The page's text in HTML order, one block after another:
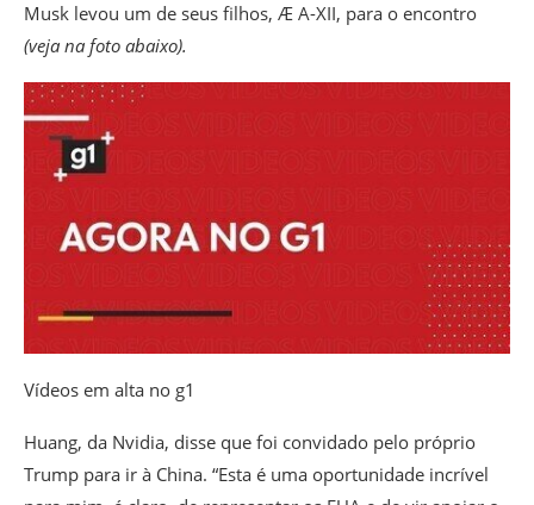
Musk levou um de seus filhos, Æ A-XII, para o encontro
(veja na foto abaixo).
Vídeos em alta no g1
Huang, da Nvidia, disse que foi convidado pelo próprio
Trump para ir à China. “Esta é uma oportunidade incrível